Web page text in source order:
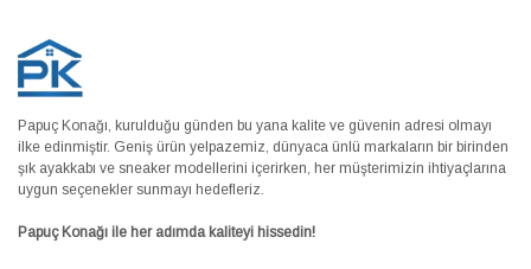
Papuç Konağı, kurulduğu günden bu yana kalite ve güvenin adresi olmayı
ilke edinmiştir. Geniş ürün yelpazemiz, dünyaca ünlü markaların bir birinden
şık ayakkabı ve sneaker modellerini içerirken, her müşterimizin ihtiyaçlarına
uygun seçenekler sunmayı hedefleriz.
Papuç Konağı ile her adımda kaliteyi hissedin!